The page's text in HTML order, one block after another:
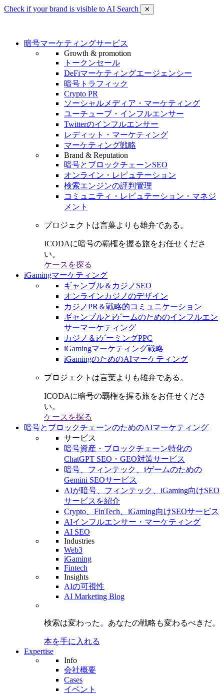
Check if your brand is visible to AI Search ✕
暗号マーケティングサービス
Growth & promotion
トークンセール
DeFiマーケティングエージェンシー
暗号トラフィック
Crypto PR
ソーシャルメディア・マーケティング
ユーチューブ・インフルエンサー
Twitterのインフルエンサー
レディット・マーケティング
マーケティング戦略
Brand & Reputation
暗号とブロックチェーンSEO
オンライン・レピュテーション
検索エンジンの評判管理
コミュニティ・レピュテーション・マネジ
メント
プロジェクトは言葉よりも雄弁である。
ICODAに暗号の覇権を握る旅をお任せくださ
い。
ケースを探る
iGamingマーケティング
ギャンブル＆カジノSEO
オンラインカジノのデザイン
カジノPR＆戦略的コミュニケーション
ギャンブルとiゲームのためのインフルエン
サーマーケティング
カジノ＆iゲーミングPPC
iGamingマーケティング戦略
iGamingのためのAIマーケティング
プロジェクトは言葉よりも雄弁である。
ICODAに暗号の覇権を握る旅をお任せくださ
い。
ケースを探る
暗号とブロックチェーンのためのAIマーケティング
サービス
暗号資産・ブロックチェーン特化の
ChatGPT SEO・GEO対策サービス
暗号、フィンテック、iゲームのための
Gemini SEOサービス
AIが暗号、フィンテック、iGaming向けSEO
サービスを紹介
Crypto、FinTech、iGaming向けSEOサービス
AIインフルエンサー・マーケティング
AI SEO
Industries
Web3
iGaming
Fintech
Insights
AIの可視性
AI Marketing Blog
検索は変わった。 あなたの戦略も変わるべきだ。
本を手に入れる
Expertise
Info
会社概要
Cases
イベント